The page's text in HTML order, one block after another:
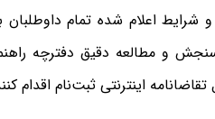
و مطالعه دقیق دفترچه
اینترنتی ثبت‌نام اقدام